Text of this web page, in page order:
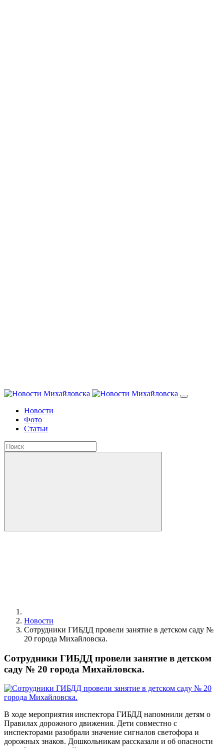
Новости
Фото
Статьи
Новости
Сотрудники ГИБДД провели занятие в детском саду №
20 города Михайловска.
Сотрудники ГИБДД провели занятие в детском
саду № 20 города Михайловска.
В ходе мероприятия инспектора ГИБДД напомнили детям о
Правилах дорожного движения. Дети совместно с
инспекторами разобрали значение сигналов светофора и
дорожных знаков. Дошкольникам рассказали и об опасности